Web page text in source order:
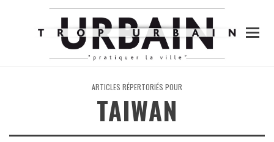
ARTICLES RÉPERTORIÉS POUR
TAIWAN